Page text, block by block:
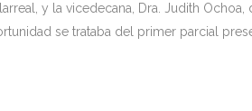
y la vicedecana, Dra. Judith
se trataba del primer parcial